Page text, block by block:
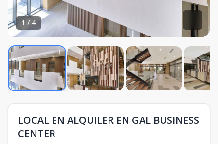
1 / 4
LOCAL EN ALQUILER EN GAL BUSINESS
CENTER